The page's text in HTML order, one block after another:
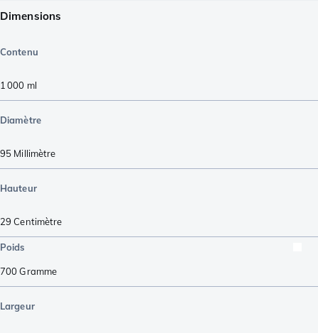
Dimensions
Contenu
1 000 ml
Diamètre
95 Millimètre
Hauteur
29 Centimètre
Poids
700Gramme
Largeur